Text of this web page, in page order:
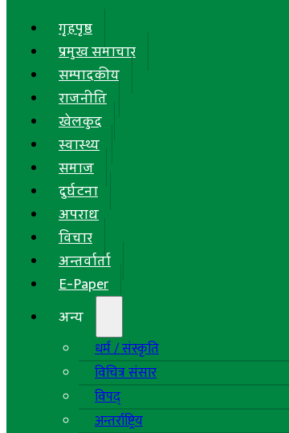
गृहपृष्ठ
प्रमुख समाचार
सम्पादकीय
राजनीति
खेलकुद
स्वास्थ्य
समाज
दुर्घटना
अपराध
विचार
अन्तर्वार्ता
E-Paper
अन्य
धर्म / संस्कृति
विचित्र संसार
विपद्
अन्तर्राष्ट्रिय